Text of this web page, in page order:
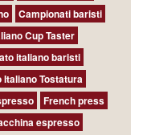
Campionati baristi
Cup Taster
italiano baristi
Italiano Tostatura
French press
espresso